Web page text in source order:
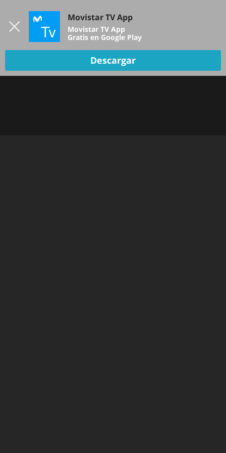
TV EN VIVO
Movistar TV App
Movistar TV App
Gratis en Google Play
Descargar